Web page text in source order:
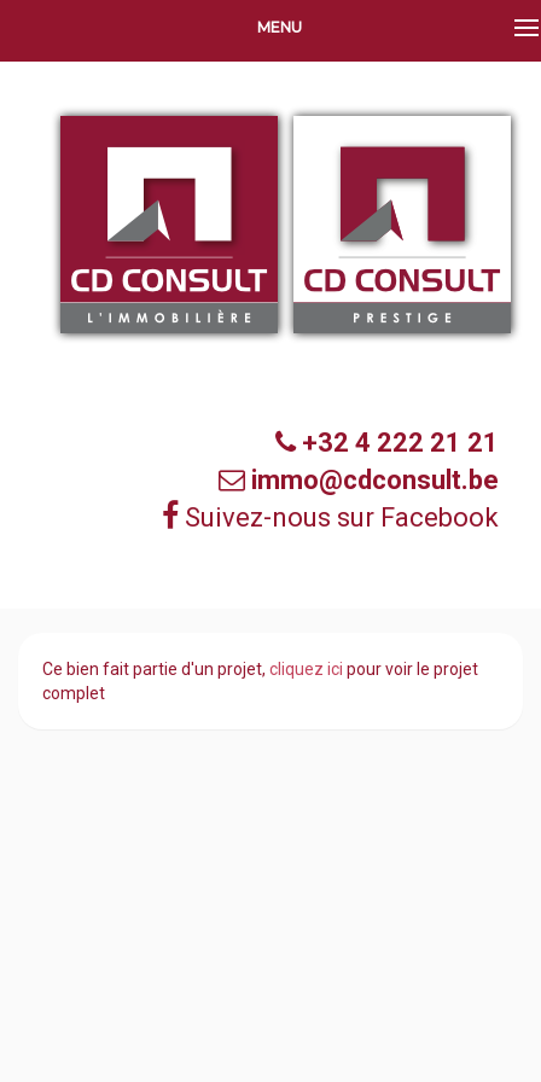
MENU
+32 4 222 21 21
immo@cdconsult.be
Suivez-nous sur Facebook
Ce bien fait partie d'un projet, cliquez ici pour voir le projet
complet